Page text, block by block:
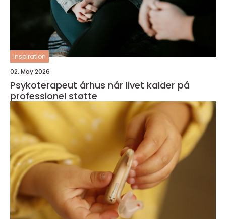
inspiration
02. May 2026
Psykoterapeut århus når livet kalder på
professionel støtte